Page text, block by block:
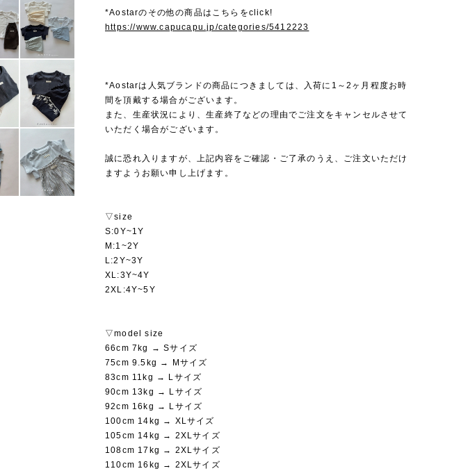
*Aostarのその他の商品はこちらをclick!
https://www.capucapu.jp/categories/5412223
*Aostarは人気ブランドの商品につきましては、入荷に1～2ヶ月程度お時
間を頂戴する場合がございます。
また、生産状況により、生産終了などの理由でご注文をキャンセルさせて
いただく場合がございます。
誠に恐れ入りますが、上記内容をご確認・ご了承のうえ、ご注文いただけ
ますようお願い申し上げます。
▽size
S:0Y~1Y
M:1~2Y
L:2Y~3Y
XL:3Y~4Y
2XL:4Y~5Y
▽model size
66cm 7kg → Sサイズ
75cm 9.5kg → Mサイズ
83cm 11kg → Lサイズ
90cm 13kg → Lサイズ
92cm 16kg → Lサイズ
100cm 14kg → XLサイズ
105cm 14kg → 2XLサイズ
108cm 17kg → 2XLサイズ
110cm 16kg → 2XLサイズ